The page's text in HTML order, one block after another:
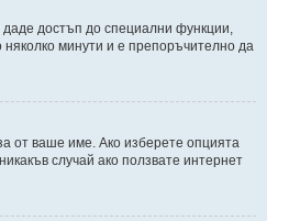
достъп до специални функции,
минути и е препоръчително да
от ваше име. Ако изберете опцията
случай ако ползвате интернет